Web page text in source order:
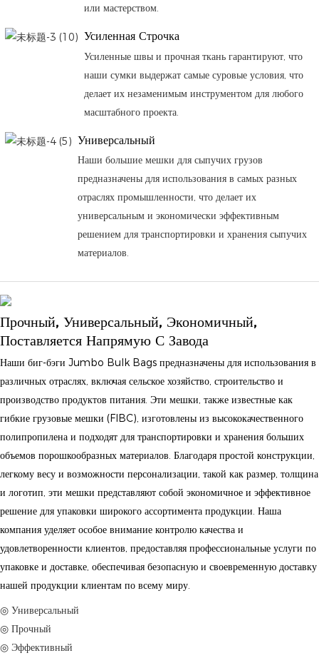
или мастерством.
Усиленная Строчка
Усиленные швы и прочная ткань гарантируют, что
наши сумки выдержат самые суровые условия, что
делает их незаменимым инструментом для любого
масштабного проекта.
Универсальный
Наши большие мешки для сыпучих грузов
предназначены для использования в самых разных
отраслях промышленности, что делает их
универсальным и экономически эффективным
решением для транспортировки и хранения сыпучих
материалов.
Прочный, Универсальный, Экономичный,
Поставляется Напрямую С Завода
Наши биг-бэги Jumbo Bulk Bags предназначены для использования в
различных отраслях, включая сельское хозяйство, строительство и
производство продуктов питания. Эти мешки, также известные как
гибкие грузовые мешки (FIBC), изготовлены из высококачественного
полипропилена и подходят для транспортировки и хранения больших
объемов порошкообразных материалов. Благодаря простой конструкции,
легкому весу и возможности персонализации, такой как размер, толщина
и логотип, эти мешки представляют собой экономичное и эффективное
решение для упаковки широкого ассортимента продукции. Наша
компания уделяет особое внимание контролю качества и
удовлетворенности клиентов, предоставляя профессиональные услуги по
упаковке и доставке, обеспечивая безопасную и своевременную доставку
нашей продукции клиентам по всему миру.
◎ Универсальный
◎ Прочный
◎ Эффективный